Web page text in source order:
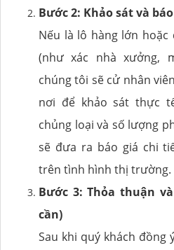
Bước 2: Khảo sát và
Nếu là lô hàng lớn
(như xác nhà xưởng,
chúng tôi sẽ cử nhân
nơi để khảo sát thực
chủng loại và số lượng
sẽ đưa ra báo giá chi
trên tình hình thị trường.
Bước 3: Thỏa thuận
cần)
Sau khi quý khách đồng